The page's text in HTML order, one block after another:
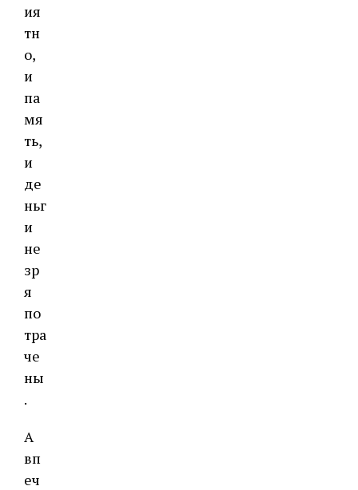
ия
тн
о,
и
па
мя
ть,
и
де
ньг
и
не
зр
я
по
тра
че
ны
.
А
вп
еч